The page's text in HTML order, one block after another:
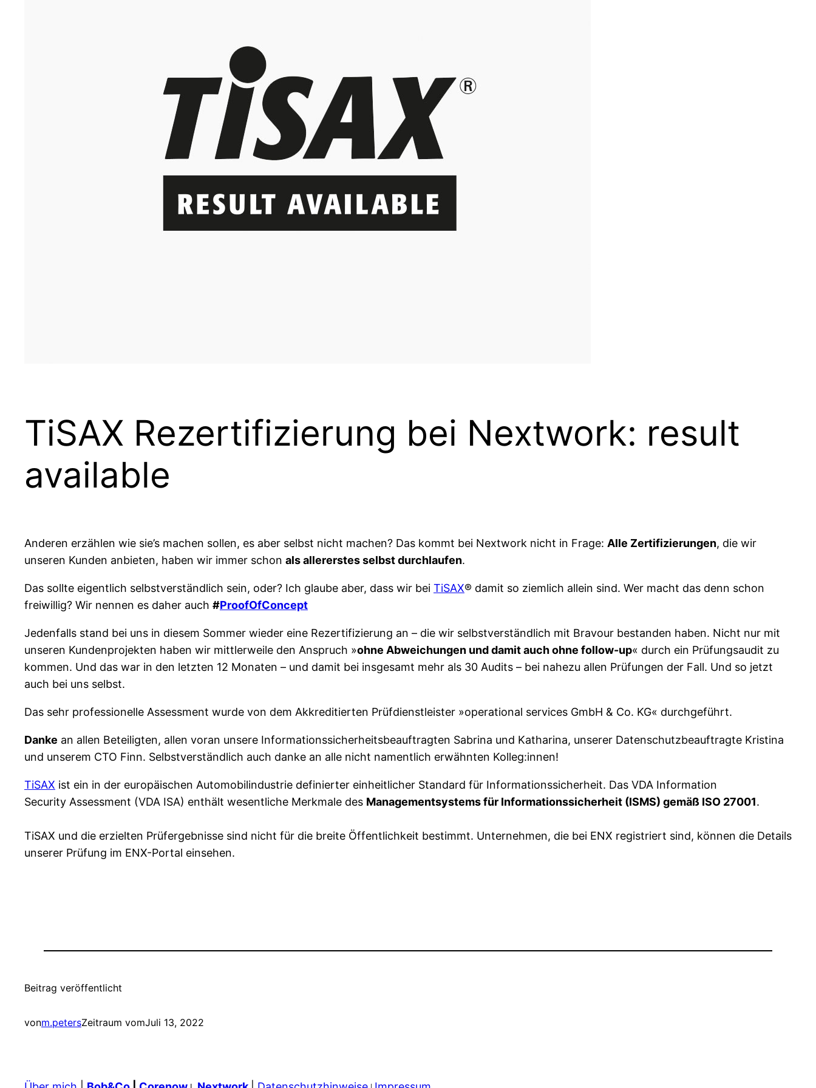
TiSAX Rezertifizierung bei Nextwork: result
available
Anderen erzählen wie sie’s machen sollen, es aber selbst nicht machen? Das kommt bei Nextwork nicht in Frage: Alle Zertifizierungen, die wir
unseren Kunden anbieten, haben wir immer schon als allererstes selbst durchlaufen.
Das sollte eigentlich selbstverständlich sein, oder? Ich glaube aber, dass wir bei TiSAX® damit so ziemlich allein sind. Wer macht das denn schon
freiwillig? Wir nennen es daher auch #ProofOfConcept
Jedenfalls stand bei uns in diesem Sommer wieder eine Rezertifizierung an – die wir selbstverständlich mit Bravour bestanden haben. Nicht nur mit
unseren Kundenprojekten haben wir mittlerweile den Anspruch »ohne Abweichungen und damit auch ohne follow-up« durch ein Prüfungsaudit zu
kommen. Und das war in den letzten 12 Monaten – und damit bei insgesamt mehr als 30 Audits – bei nahezu allen Prüfungen der Fall. Und so jetzt
auch bei uns selbst.
Das sehr professionelle Assessment wurde von dem Akkreditierten Prüfdienstleister »operational services GmbH & Co. KG« durchgeführt.
Danke an allen Beteiligten, allen voran unsere Informationssicherheitsbeauftragten Sabrina und Katharina, unserer Datenschutzbeauftragte Kristina
und unserem CTO Finn. Selbstverständlich auch danke an alle nicht namentlich erwähnten Kolleg:innen!
TiSAX ist ein in der europäischen Automobilindustrie definierter einheitlicher Standard für Informationssicherheit. Das VDA Information
Security Assessment (VDA ISA) enthält wesentliche Merkmale des Managementsystems für Informationssicherheit (ISMS) gemäß ISO 27001.
TiSAX und die erzielten Prüfergebnisse sind nicht für die breite Öffentlichkeit bestimmt. Unternehmen, die bei ENX registriert sind, können die Details
unserer Prüfung im ENX-Portal einsehen.
Beitrag veröffentlicht
vonm.petersZeitraum vomJuli 13, 2022